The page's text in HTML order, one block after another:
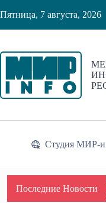
к
Пятница, 7 августа, 2026
Студия МИР-
Последние Новости